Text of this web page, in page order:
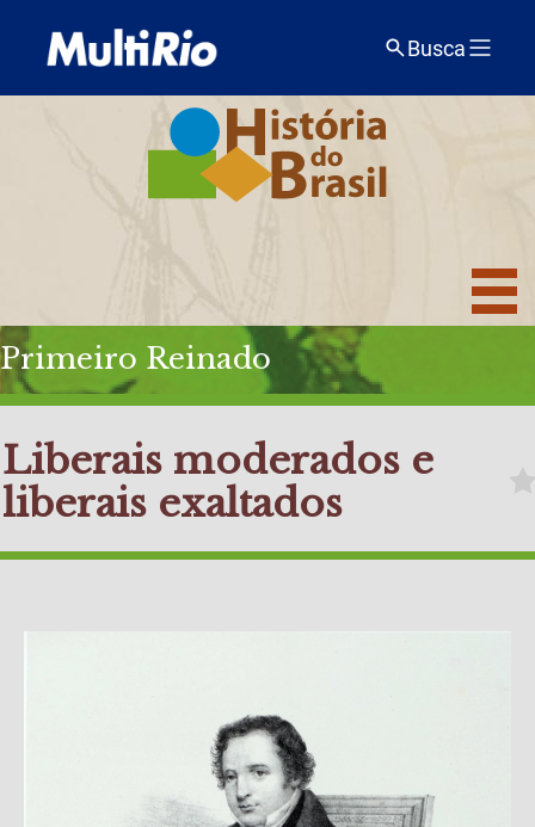
Busca
Primeiro Reinado
Liberais moderados e
liberais exaltados